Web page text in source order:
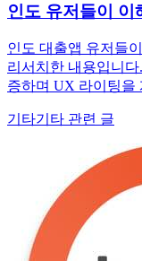
인도 유저들이 이
인도 대출앱 유저들
리서치한 내용입니
증하며 UX 라이팅을
기타기타 관련 글